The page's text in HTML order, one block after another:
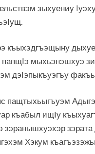
зыхуениу
къыхэдгъэщыну
мыхьэнэшхуэ
дэӀэпыкъуэгъу
къабыл ищӀу
зэранышхуэхэр
Хэкум